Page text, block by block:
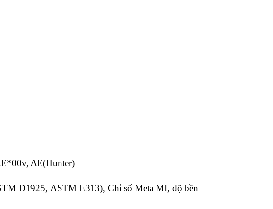
ΔE(Hunter)
D1925, ASTM E313), Chỉ số Meta MI, độ bền